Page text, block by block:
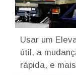
Usar um
útil, a
rápida, e